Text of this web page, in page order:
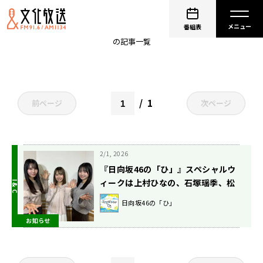
番組表
の記事一覧
前ページ 1 次ページ
お知らせ
2/1, 2026
『日向坂46の「ひ」』スペシャルウ
ィークは上村ひなの、石塚瑶季、松
尾桜が登場！ 同期だからこそ知るメ
ンバーの素顔をトーク
日向坂46の「ひ」